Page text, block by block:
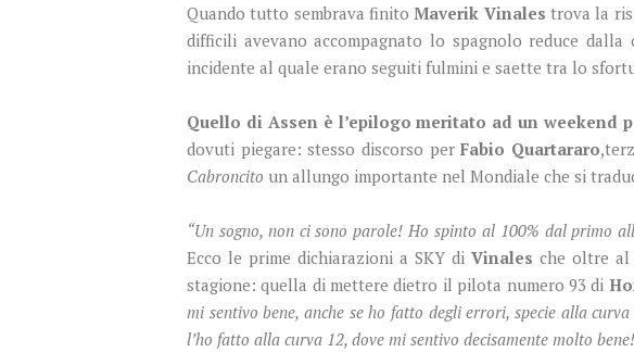
Quando tutto sembrava finito Maverik Vinales trova la
difficili avevano accompagnato lo spagnolo reduce
incidente al quale erano seguiti fulmini e saette tra lo
Quello di Assen è l’epilogo meritato ad un weekend
dovuti piegare: stesso discorso perFabio Quartararo
Cabroncito un allungo importante nel Mondiale che si
“Un sogno, non ci sono parole! Ho spinto al 100% dal primo
Ecco le prime dichiarazioni a SKY di Vinales che oltre
stagione: quella di mettere dietro il pilota numero 93 di
mi sentivo bene, anche se ho fatto degli errori, specie alla
l’ho fatto alla curva 12, dove mi sentivo decisamente molto